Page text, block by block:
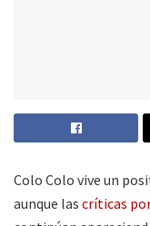
Colo Colo vive un
aunque las críticas